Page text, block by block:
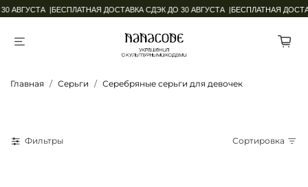
АВГУСТА |БЕСПЛАТНАЯ ДОСТАВКА СДЭК ДО 30 АВГУСТА |БЕСПЛАТНАЯ
Главная Серьги Серебряные серьги для девочек
Фильтры Сортировка